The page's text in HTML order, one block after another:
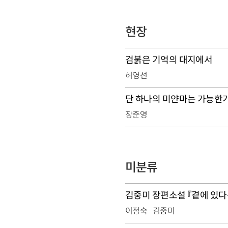
현장
검붉은 기억의 대지에서
허영선
단 하나의 미얀마는 가능한
장준영
미분류
김중미 장편소설 『곁에 있다
이정숙 김중미